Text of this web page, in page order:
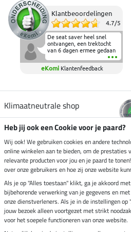
Klantbeoordelingen
4.7/5
De seat saver heel snel
ontvangen, een trektocht
van 6 dagen ermee gedaan
en deze heeft de beproeving
fantastisch doorstaan.
Heerlijk zacht om op te
elkaar in het zadel.
eKomi Klantenfeedback
Klimaatneutrale shop
Verzending per
Veilig betalen met
Impressum
Heb jij ook een Cookie voor je paard?
Wij ook! We gebruiken cookies en andere
online winkelen aan te bieden, om de prestaties
relevante producten voor jou en je paard te
over onze gebruikers en hoe zij onze website
Als je op "Alles toestaan" klikt, ga je akkoord
bijbehorende verwerking van je gegevens en
onze dienstverleners. Als je in de instellingen
jouw bezoek alleen voortgezet met strikt
voor het soepele functioneren van onze website.